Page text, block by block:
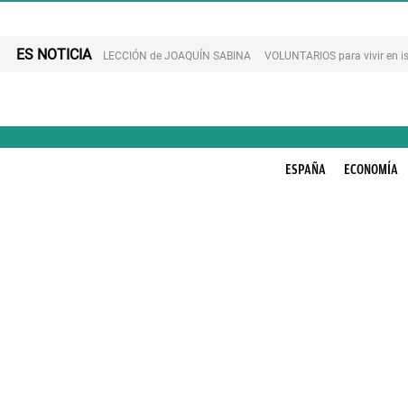
ES NOTICIA LECCIÓN de JOAQUÍN SABINA VOLUNTARIOS para vivir en
ESPAÑA ECONOMÍA